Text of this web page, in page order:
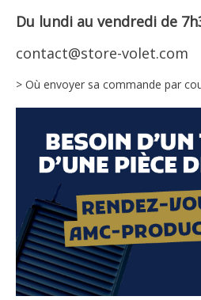
Du lundi au vendredi de
contact@store-volet.com
> Où envoyer sa commande par